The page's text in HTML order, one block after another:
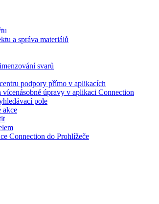
a správa materiálů
svarů
podpory přímo v aplikacích
úpravy v aplikaci Connection
pole
akce
Connection do Prohlížeče